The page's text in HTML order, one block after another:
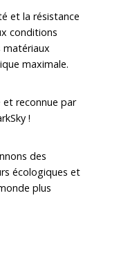
et la résistance
conditions
maximale.
reconnue par
!
des
écologiques et
plus